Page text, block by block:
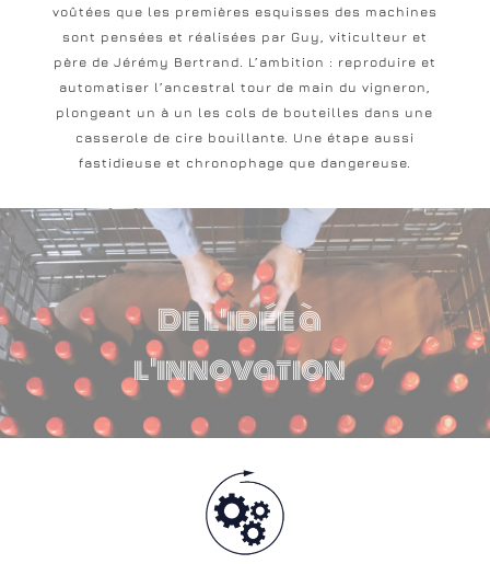
voûtées que les premières esquisses des machines
sont pensées et réalisées par Guy, viticulteur et
père de Jérémy Bertrand. L’ambition : reproduire et
automatiser l’ancestral tour de main du vigneron,
plongeant un à un les cols de bouteilles dans une
casserole de cire bouillante. Une étape aussi
fastidieuse et chronophage que dangereuse.
De l'idée à
l'innovation